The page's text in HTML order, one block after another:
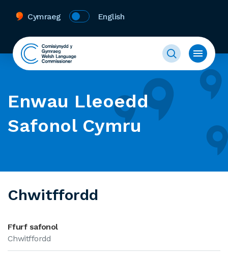
Cymraeg English
Enwau Lleoedd
Safonol Cymru
Chwitffordd
Ffurf safonol
Chwitffordd